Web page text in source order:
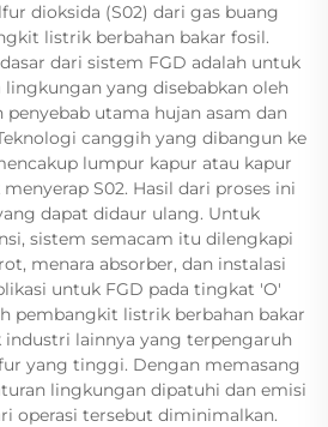
dioksida (S02) dari gas buang
listrik berbahan bakar fosil.
dari sistem FGD adalah untuk
yang disebabkan oleh
penyebab utama hujan asam dan
canggih yang dibangun ke
lumpur kapur atau kapur
S02. Hasil dari proses ini
dapat didaur ulang. Untuk
sistem semacam itu dilengkapi
menara absorber, dan instalasi
untuk FGD pada tingkat 'O'
pembangkit listrik berbahan bakar
industri lainnya yang terpengaruh
yang tinggi. Dengan memasang
lingkungan dipatuhi dan emisi
operasi tersebut diminimalkan.